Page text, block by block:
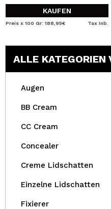
KAUFEN
Preis x 100 Gr: 188,95€ Tax Inb.
ALLE KATEGORIEN
Augen
BB Cream
CC Cream
Concealer
Creme Lidschatten
Einzelne Lidschatten
Fixierer